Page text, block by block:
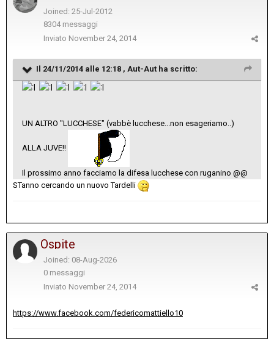
Joined: 25-Jul-2012
8304 messaggi
Inviato November 24, 2014
Il 24/11/2014 alle 12:18 , Aut-Aut ha scritto:
UN ALTRO "LUCCHESE" (vabbè lucchese...non esageriamo..)
ALLA JUVE!!
Il prossimo anno facciamo la difesa lucchese con ruganino @@
STanno cercando un nuovo Tardelli
Ospite
Joined: 08-Aug-2026
0 messaggi
Inviato November 24, 2014
https://www.facebook.com/federicomattiello10